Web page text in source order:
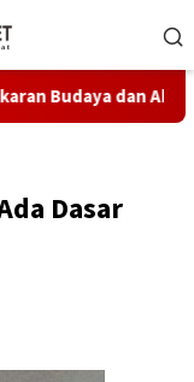
dan Aksi Peduli
Dasar